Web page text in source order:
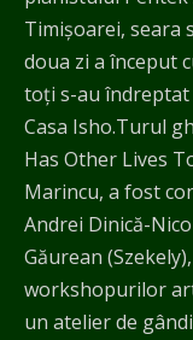
Timișoarei, seara
doua zi a început
toți s-au îndreptat
Casa Isho.Turul
Has Other Lives
Marincu, a fost
Andrei Dinică-
Găurean
workshopurilor
un atelier de